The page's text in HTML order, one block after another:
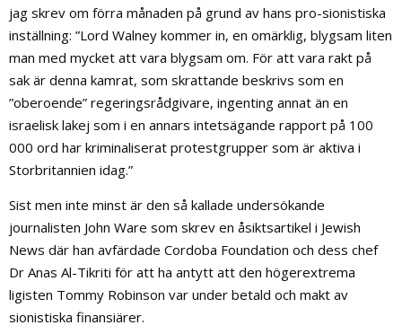
jag skrev om förra månaden på grund av hans pro-sionistiska
inställning: ”Lord Walney kommer in, en omärklig, blygsam liten
man med mycket att vara blygsam om. För att vara rakt på
sak är denna kamrat, som skrattande beskrivs som en
”oberoende” regeringsrådgivare, ingenting annat än en
israelisk lakej som i en annars intetsägande rapport på 100
000 ord har kriminaliserat protestgrupper som är aktiva i
Storbritannien idag.”
Sist men inte minst är den så kallade undersökande
journalisten John Ware som skrev en åsiktsartikel i Jewish
News där han avfärdade Cordoba Foundation och dess chef
Dr Anas Al-Tikriti för att ha antytt att den högerextrema
ligisten Tommy Robinson var under betald och makt av
sionistiska finansiärer.